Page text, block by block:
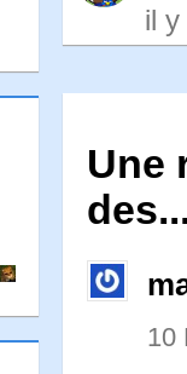
il
Une
10